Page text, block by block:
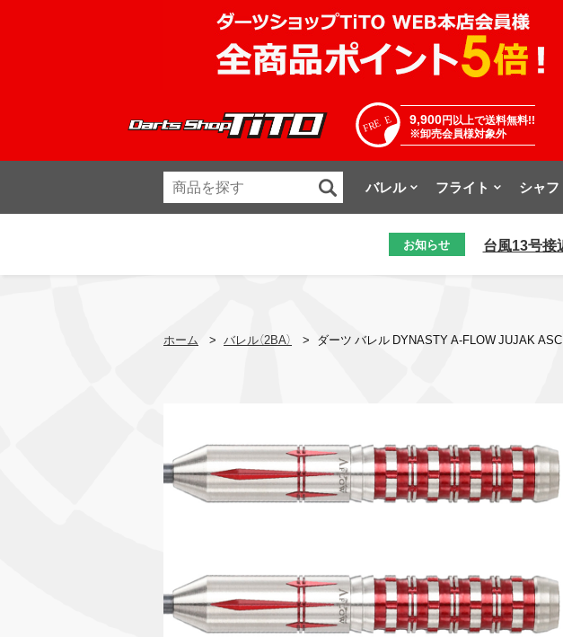
9,900円以上で送料無料!!
※卸売会員様対象外
バレル フライト シャフ
お知らせ 台風13号接
ホーム > バレル（2BA） > ダーツ バレル DYNASTY A-FLOW JUJAK